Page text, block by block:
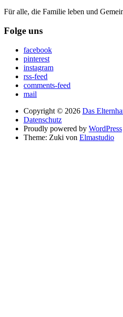
Für alle, die Familie leben und
Folge uns
facebook
pinterest
instagram
rss-feed
comments-feed
mail
Copyright © 2026 Das
Datenschutz
Proudly powered by WordPress
Theme: Zuki von Elmastudio